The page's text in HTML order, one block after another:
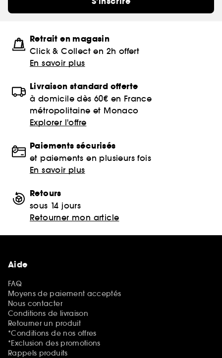
Retrait en magasin
Click & Collect en 2h offert
En savoir plus
Livraison standard offerte
à domicile dès 60€ en France
métropolitaine et Monaco
Explorer l'offre
Paiements sécurisés
et paiements en plusieurs fois
En savoir plus
Retours
sous 14 jours
Retourner mon article
Aide
FAQ
Moyens de paiement acceptés
Nous contacter
Conditions de livraison
Retourner un produit
*Conditions de nos offres
*Exclusion des promotions
Rappels produits